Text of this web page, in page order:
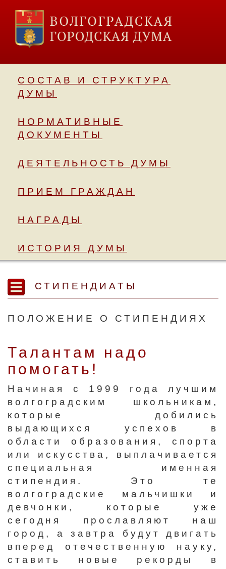
СОСТАВ И СТРУКТУРА
ДУМЫ
НОРМАТИВНЫЕ
ДОКУМЕНТЫ
ДЕЯТЕЛЬНОСТЬ ДУМЫ
ПРИЕМ ГРАЖДАН
НАГРАДЫ
ИСТОРИЯ ДУМЫ
СТИПЕНДИАТЫ
ПОЛОЖЕНИЕ О СТИПЕНДИЯХ
Талантам надо
помогать!
Начиная с 1999 года лучшим
волгоградским школьникам,
которые добились
выдающихся успехов в
области образования, спорта
или искусства, выплачивается
специальная именная
стипендия. Это те
волгоградские мальчишки и
девчонки, которые уже
сегодня прославляют наш
город, а завтра будут двигать
вперед отечественную науку,
ставить новые рекорды в